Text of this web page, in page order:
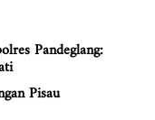
Pandeglang:
Pisau